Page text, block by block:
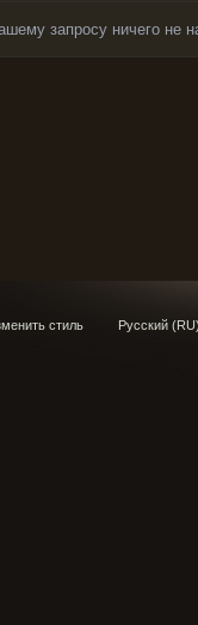
запросу ничего не
стиль Русский